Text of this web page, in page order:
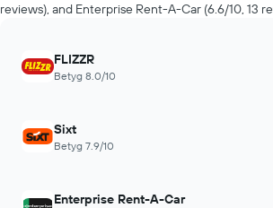
reviews), and Enterprise Rent-A-Car (6.6/10, 13
FLIZZR
Betyg 8.0/10
Sixt
Betyg 7.9/10
Enterprise Rent-A-Car